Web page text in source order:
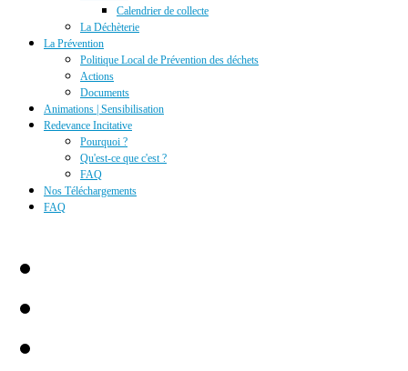
Calendrier de collecte
La Déchèterie
La Prévention
Politique Local de Prévention des déchets
Actions
Documents
Animations | Sensibilisation
Redevance Incitative
Pourquoi ?
Qu'est-ce que c'est ?
FAQ
Nos Téléchargements
FAQ